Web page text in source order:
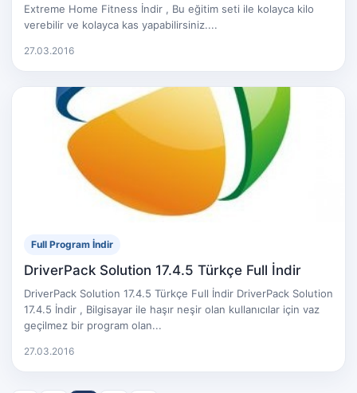
Extreme Home Fitness İndir , Bu eğitim seti ile kolayca kilo
verebilir ve kolayca kas yapabilirsiniz....
27.03.2016
Full Program İndir
DriverPack Solution 17.4.5 Türkçe Full İndir
DriverPack Solution 17.4.5 Türkçe Full İndir DriverPack Solution
17.4.5 İndir , Bilgisayar ile haşır neşir olan kullanıcılar için vaz
geçilmez bir program olan...
27.03.2016